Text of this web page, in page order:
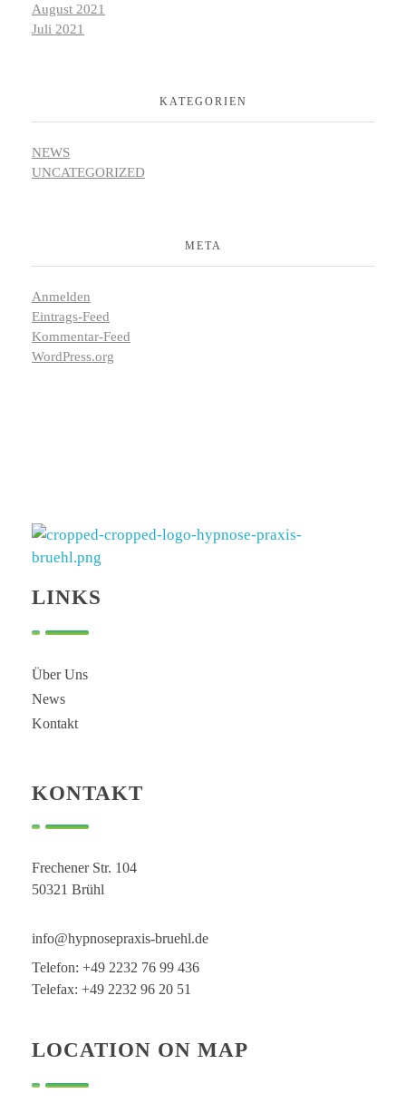
August 2021
Juli 2021
KATEGORIEN
NEWS
UNCATEGORIZED
META
Anmelden
Eintrags-Feed
Kommentar-Feed
WordPress.org
LINKS
Über Uns
News
Kontakt
KONTAKT
Frechener Str. 104
50321 Brühl
info@hypnosepraxis-bruehl.de
Telefon: +49 2232 76 99 436
Telefax: +49 2232 96 20 51
LOCATION ON MAP